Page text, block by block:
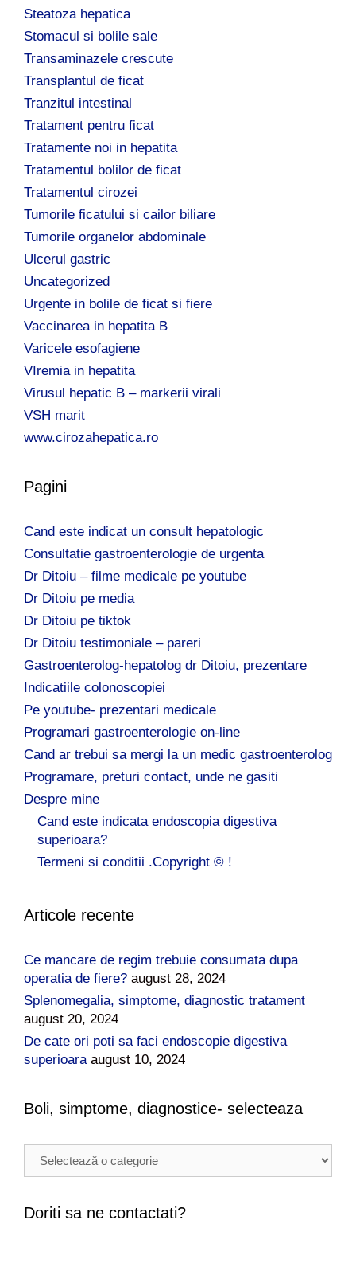
Steatoza hepatica
Stomacul si bolile sale
Transaminazele crescute
Transplantul de ficat
Tranzitul intestinal
Tratament pentru ficat
Tratamente noi in hepatita
Tratamentul bolilor de ficat
Tratamentul cirozei
Tumorile ficatului si cailor biliare
Tumorile organelor abdominale
Ulcerul gastric
Uncategorized
Urgente in bolile de ficat si fiere
Vaccinarea in hepatita B
Varicele esofagiene
VIremia in hepatita
Virusul hepatic B – markerii virali
VSH marit
www.cirozahepatica.ro
Pagini
Cand este indicat un consult hepatologic
Consultatie gastroenterologie de urgenta
Dr Ditoiu – filme medicale pe youtube
Dr Ditoiu pe media
Dr Ditoiu pe tiktok
Dr Ditoiu testimoniale – pareri
Gastroenterolog-hepatolog dr Ditoiu, prezentare
Indicatiile colonoscopiei
Pe youtube- prezentari medicale
Programari gastroenterologie on-line
Cand ar trebui sa mergi la un medic gastroenterolog
Programare, preturi contact, unde ne gasiti
Despre mine
Cand este indicata endoscopia digestiva
superioara?
Termeni si conditii .Copyright © !
Articole recente
Ce mancare de regim trebuie consumata dupa
operatia de fiere? august 28, 2024
Splenomegalia, simptome, diagnostic tratament
august 20, 2024
De cate ori poti sa faci endoscopie digestiva
superioara august 10, 2024
Boli, simptome, diagnostice- selecteaza
iDoriti sa ne contactati?